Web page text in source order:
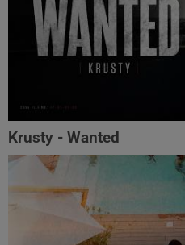
Krusty - Wanted